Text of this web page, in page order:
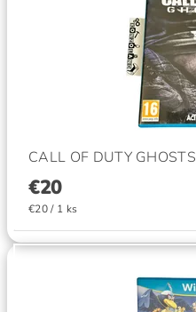
CALL OF DUTY GHOSTS
€20
€20 / 1 ks